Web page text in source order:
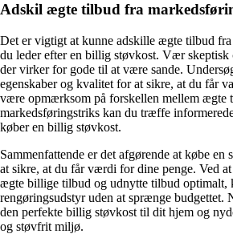
Adskil ægte tilbud fra
Det er vigtigt at kunne adskille ægte tilbud
du leder efter en billig støvkost. Vær skeptisk
der virker for gode til at være sande.
egenskaber og kvalitet for at sikre, at du får
være opmærksom på forskellen mellem ægte
markedsføringstriks kan du træffe
køber en billig støvkost.
Sammenfattende er det afgørende at købe
at sikre, at du får værdi for dine penge. Ved
ægte billige tilbud og udnytte tilbud optimalt,
rengøringsudstyr uden at sprænge budgettet.
den perfekte billig støvkost til dit hjem og
og støvfrit miljø.